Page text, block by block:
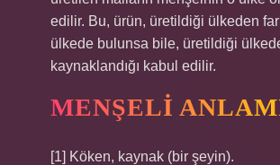
edilir. Bu, ürün, üretildiği ülkeden
ülkede bulunsa bile, üretildiği
kaynaklandığı kabul edilir.
MENŞELI
[1] Köken, kaynak (bir şeyin).